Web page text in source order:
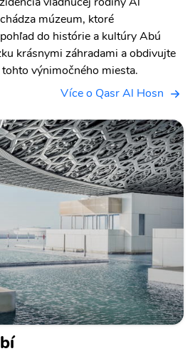
múzeum, ktoré
do histórie a kultúry Abú
krásnymi záhradami a obdivujte
výnimočného miesta.
Více o Qasr Al Hosn